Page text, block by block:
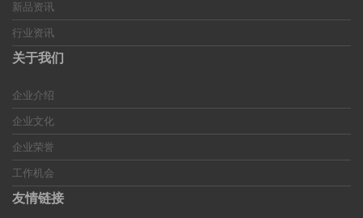
新品资讯
行业资讯
关于我们
企业介绍
企业文化
企业荣誉
工作机会
友情链接